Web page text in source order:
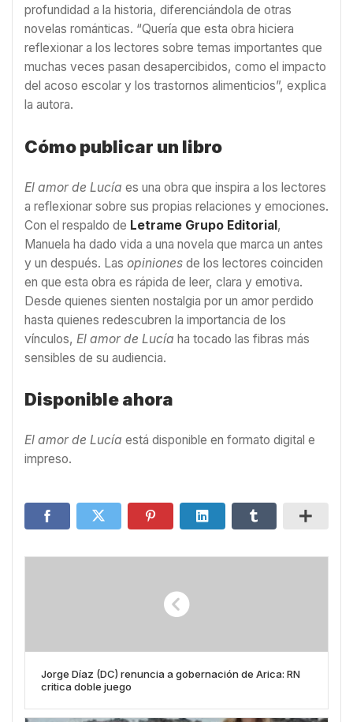
profundidad a la historia, diferenciándola de otras
novelas románticas. “Quería que esta obra hiciera
reflexionar a los lectores sobre temas importantes que
muchas veces pasan desapercibidos, como el impacto
del acoso escolar y los trastornos alimenticios”, explica
la autora.
Cómo publicar un libro
El amor de Lucía es una obra que inspira a los lectores
a reflexionar sobre sus propias relaciones y emociones.
Con el respaldo de Letrame Grupo Editorial,
Manuela ha dado vida a una novela que marca un antes
y un después. Las opiniones de los lectores coinciden
en que esta obra es rápida de leer, clara y emotiva.
Desde quienes sienten nostalgia por un amor perdido
hasta quienes redescubren la importancia de los
vínculos, El amor de Lucía ha tocado las fibras más
sensibles de su audiencia.
Disponible ahora
El amor de Lucía está disponible en formato digital e
impreso.
Jorge Díaz (DC) renuncia a gobernación de Arica: RN
critica doble juego